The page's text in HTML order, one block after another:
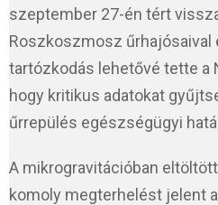
szeptember 27-én tért
Roszkoszmosz
tartózkodás lehetővé tette a
hogy kritikus adatokat
űrrepülés egészségügyi
A mikrogravitációban
komoly megterhelést jelent